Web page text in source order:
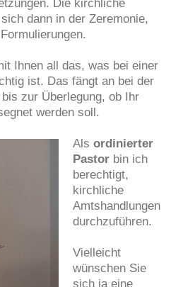
Die kirchliche
dann in der Zeremonie,
Ihnen all das, was bei einer
ist. Das fängt an bei der
zur Überlegung, ob Ihr
werden soll.
Als ordinierter
Pastor bin ich
berechtigt,
kirchliche
Amtshandlungen
durchzuführen.
Vielleicht
wünschen Sie
sich ja eine